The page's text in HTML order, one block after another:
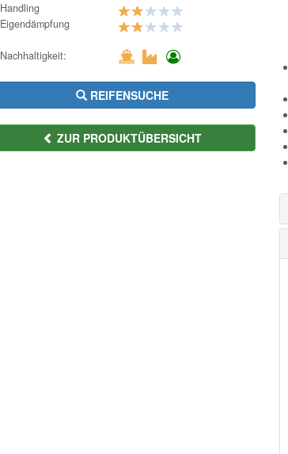
Handling
Eigendämpfung
Nachhaltigkeit:
REIFENSUCHE
ZUR PRODUKTÜBERSICHT